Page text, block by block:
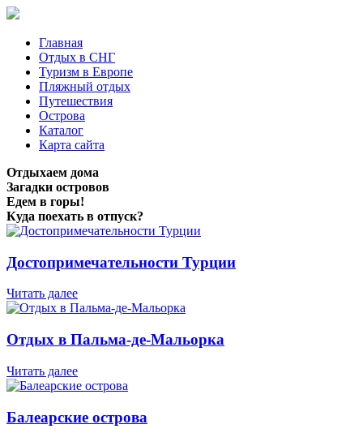
Главная
Отдых в СНГ
Туризм в Европе
Пляжный отдых
Путешествия
Острова
Каталог
Карта сайта
Отдыхаем дома
Загадки островов
Едем в горы!
Куда поехать в отпуск?
Достопримечательности Турции
Читать далее
Отдых в Пальма-де-Мальорка
Читать далее
Балеарские острова